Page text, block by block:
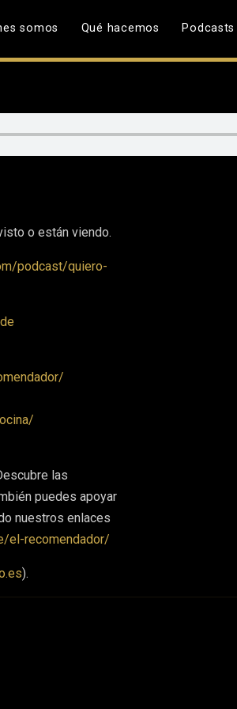
somos Qué hacemos Podcasts
o están viendo.
podcast/quiero-
las
puedes apoyar
nuestros enlaces
el-recomendador/
).